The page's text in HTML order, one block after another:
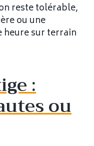
reste tolérable,
ou une
heure sur terrain
:
ou